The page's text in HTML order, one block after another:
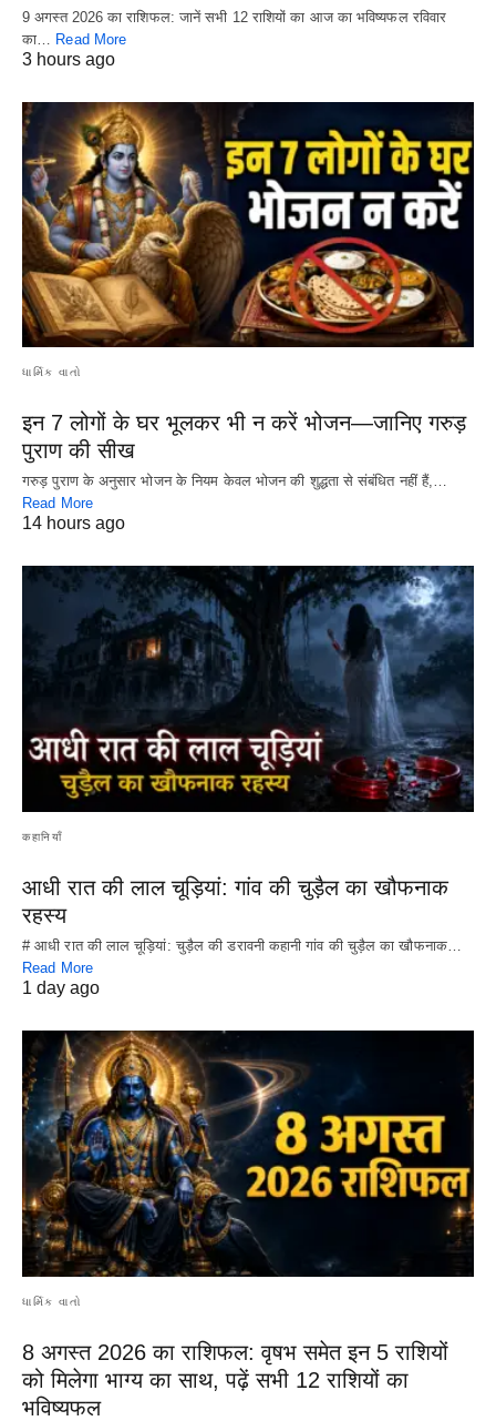
9 अगस्त 2026 का राशिफल: जानें सभी 12 राशियों का आज का भविष्यफल रविवार
का…
Read More
3 hours ago
ધાર્મિક વાતો
इन 7 लोगों के घर भूलकर भी न करें भोजन—जानिए गरुड़
पुराण की सीख
गरुड़ पुराण के अनुसार भोजन के नियम केवल भोजन की शुद्धता से संबंधित नहीं हैं,…
Read More
14 hours ago
कहानियाँ
आधी रात की लाल चूड़ियां: गांव की चुड़ैल का खौफनाक
रहस्य
# आधी रात की लाल चूड़ियां: चुड़ैल की डरावनी कहानी गांव की चुड़ैल का खौफनाक…
Read More
1 day ago
ધાર્મિક વાતો
8 अगस्त 2026 का राशिफल: वृषभ समेत इन 5 राशियों
को मिलेगा भाग्य का साथ, पढ़ें सभी 12 राशियों का
भविष्यफल